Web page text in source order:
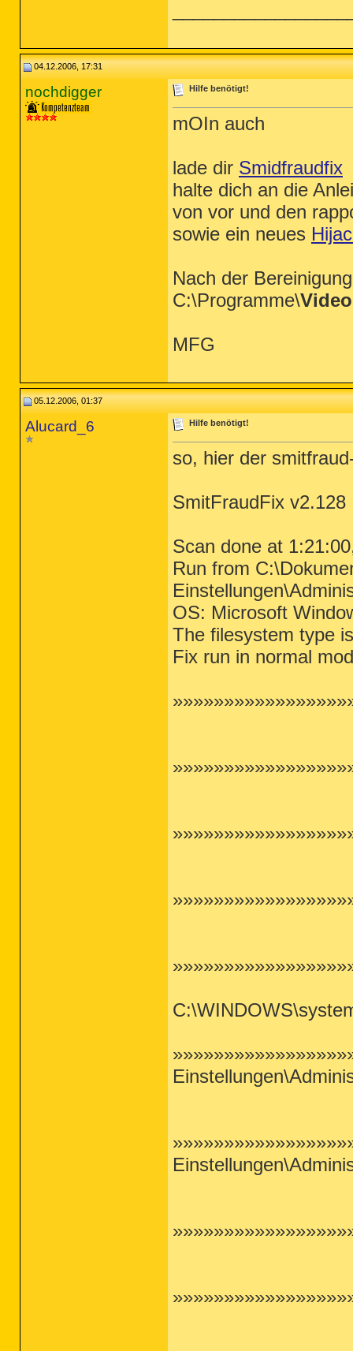
04.12.2006, 17:31
nochdigger Hilfe benötigt!
mOIn auch
lade dir Smidfraudfix
halte dich an die
von vor und den
sowie ein neues
Nach der
C:\Programme\
MFG
05.12.2006, 01:37
Alucard_6 Hilfe benötigt!
so, hier der
SmitFraudFix v2.128
Scan done at
Run from
OS: Microsoft
The filesystem type
Fix run in normal